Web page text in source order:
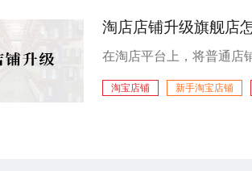
淘店店铺升级旗舰店
淘宝店铺
新手淘宝店铺